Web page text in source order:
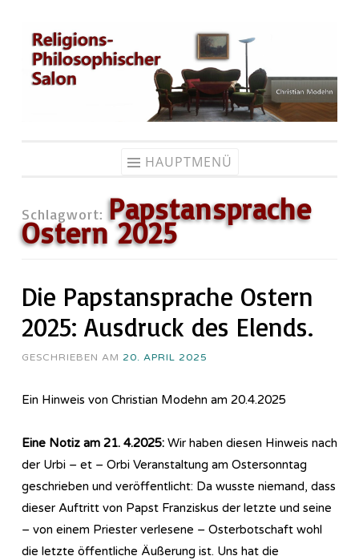
Zum
Inhalt
springen
HAUPTMENÜ
Schlagwort: Papstansprache
Ostern 2025
Die Papstansprache Ostern
2025: Ausdruck des Elends.
GESCHRIEBEN AM 20. APRIL 2025
Ein Hinweis von Christian Modehn am 20.4.2025
Eine Notiz am 21. 4.2025: Wir haben diesen Hinweis nach
der Urbi – et – Orbi Veranstaltung am Ostersonntag
geschrieben und veröffentlicht: Da wusste niemand, dass
dieser Auftritt von Papst Franziskus der letzte und seine
– von einem Priester verlesene – Osterbotschaft wohl
die letzte öffentliche Äußerung ist. Uns hat die